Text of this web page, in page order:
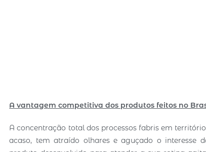
A vantagem competitiva dos produtos feitos no
A concentração total dos processos fabris em
acaso, tem atraído olhares e aguçado o interesse